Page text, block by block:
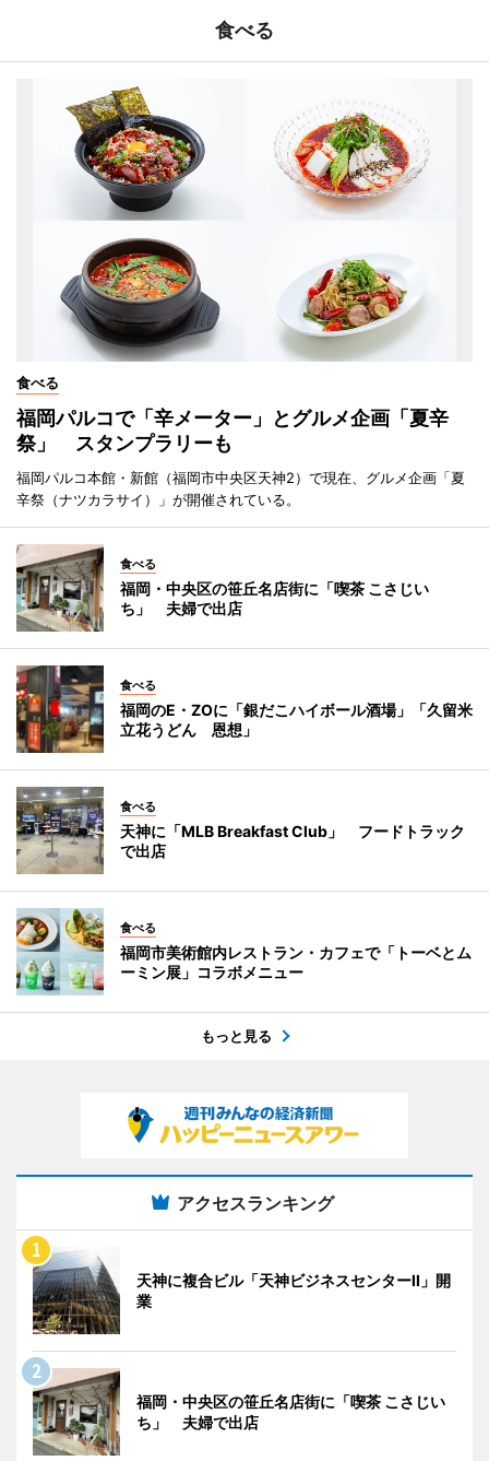
食べる
食べる
福岡パルコで「辛メーター」とグルメ企画「夏辛
祭」 スタンプラリーも
福岡パルコ本館・新館（福岡市中央区天神2）で現在、グルメ企画「夏
辛祭（ナツカラサイ）」が開催されている。
食べる
福岡・中央区の笹丘名店街に「喫茶 こさじい
ち」 夫婦で出店
食べる
福岡のE・ZOに「銀だこハイボール酒場」「久留米
立花うどん 恩想」
食べる
天神に「MLB Breakfast Club」 フードトラック
で出店
食べる
福岡市美術館内レストラン・カフェで「トーベとム
ーミン展」コラボメニュー
もっと見る
アクセスランキング
天神に複合ビル「天神ビジネスセンターII」開
業
福岡・中央区の笹丘名店街に「喫茶 こさじい
ち」 夫婦で出店